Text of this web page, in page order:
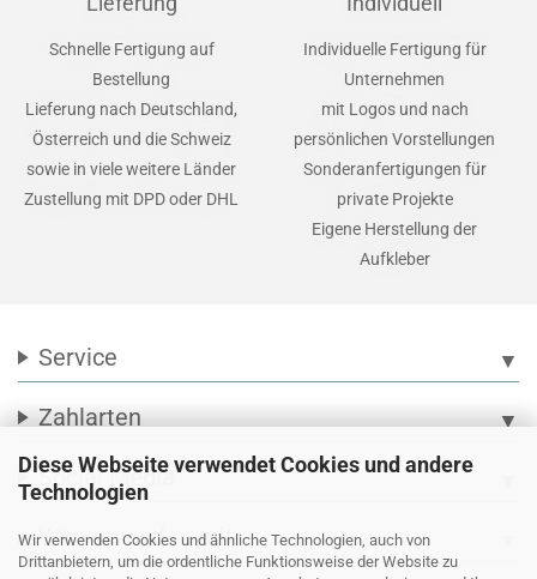
Diese Webseite verwendet Cookies und andere
Technologien
Wir verwenden Cookies und ähnliche Technologien, auch von
Drittanbietern, um die ordentliche Funktionsweise der Website zu
Schnelle Fertigung auf
Bestellung
Lieferung nach Deutschland,
Österreich und die Schweiz
sowie in viele weitere Länder
Zustellung mit DPD oder DHL
Individuelle Fertigung für
Unternehmen
mit Logos und nach
persönlichen Vorstellungen
Sonderanfertigungen für
private Projekte
Eigene Herstellung der
Aufkleber
Service ▼
Zahlarten ▼
Social Media
Wir versenden mit